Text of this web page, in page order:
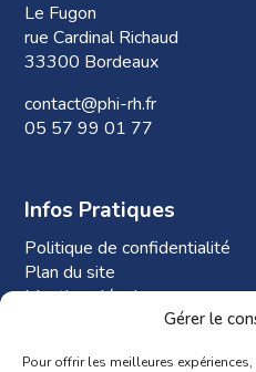
Gérer le
Pour offrir les meilleures
Le Fugon
rue Cardinal Richaud
33300 Bordeaux
contact@phi-rh.fr
05 57 99 01 77
Infos Pratiques
Politique de confidentialité
Plan du site
Mentions légales
Plan d’accès à Phi-RH